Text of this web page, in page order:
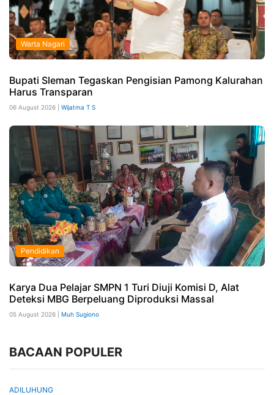
Warta Nagari
Bupati Sleman Tegaskan Pengisian Pamong Kalurahan
Harus Transparan
06 August 2026 | Wijatma T S
Pendidikan
Karya Dua Pelajar SMPN 1 Turi Diuji Komisi D, Alat
Deteksi MBG Berpeluang Diproduksi Massal
05 August 2026 | Muh Sugiono
BACAAN POPULER
ADILUHUNG